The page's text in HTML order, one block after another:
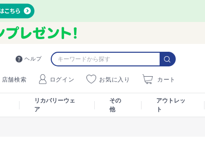
ヘルプ
店舗検索 ログイン お気に入り カート
リカバリーウェ
ア
その
他
アウトレッ
ト